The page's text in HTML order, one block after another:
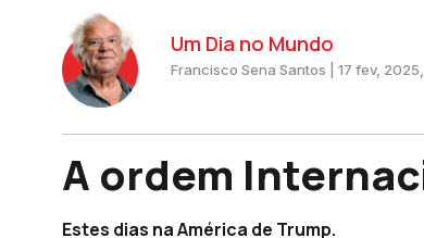
Um Dia no Mundo
Francisco Sena Santos | 17 fev, 2025,
A ordem
Estes dias na América de Trump.